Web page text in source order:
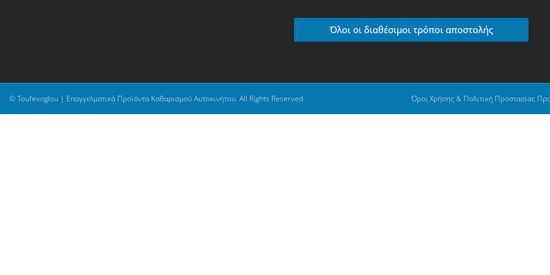
Όλοι οι διαθέσιμοι τρόποι αποστολής
© Toufexoglou | Επαγγελματικά Προϊόντα Καθαρισμού Αυτοκινήτου. All Rights Reserved. Όροι Χρήσης & Πολιτική Προστασίας